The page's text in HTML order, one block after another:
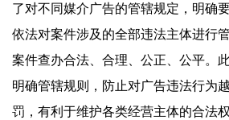
了对不同媒介广告的管辖规定，明确
依法对案件涉及的全部违法主体进行
案件查办合法、合理、公正、公平。
明确管辖规则，防止对广告违法行为
罚，有利于维护各类经营主体的合法